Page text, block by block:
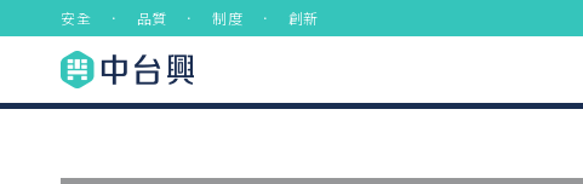
安全 ． 品質 ． 制度 ． 創新